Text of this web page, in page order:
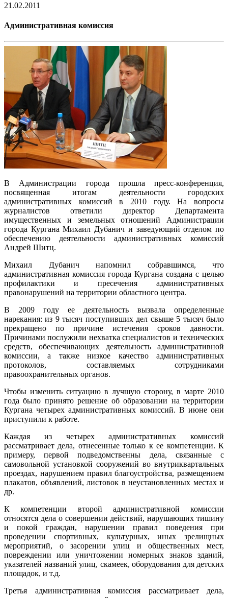
21.02.2011
Административная комиссия
В Администрации города прошла пресс-конференция,
посвященная итогам деятельности городских
административных комиссий в 2010 году. На вопросы
журналистов ответили директор Департамента
имущественных и земельных отношений Администрации
города Кургана Михаил Дубанич и заведующий отделом по
обеспечению деятельности административных комиссий
Андрей Шитц.
Михаил Дубанич напомнил собравшимся, что
административная комиссия города Кургана создана с целью
профилактики и пресечения административных
правонарушений на территории областного центра.
В 2009 году ее деятельность вызвала определенные
нарекания: из 9 тысяч поступивших дел свыше 5 тысяч было
прекращено по причине истечения сроков давности.
Причинами послужили нехватка специалистов и технических
средств, обеспечивающих деятельность административной
комиссии, а также низкое качество административных
протоколов, составляемых сотрудниками
правоохранительных органов.
Чтобы изменить ситуацию в лучшую сторону, в марте 2010
года было принято решение об образовании на территории
Кургана четырех административных комиссий. В июне они
приступили к работе.
Каждая из четырех административных комиссий
рассматривает дела, отнесенные только к ее компетенции. К
примеру, первой подведомственны дела, связанные с
самовольной установкой сооружений во внутриквартальных
проездах, нарушением правил благоустройства, размещением
плакатов, объявлений, листовок в неустановленных местах и
др.
К компетенции второй административной комиссии
относятся дела о совершении действий, нарушающих тишину
и покой граждан, нарушении правил поведения при
проведении спортивных, культурных, иных зрелищных
мероприятий, о засорении улиц и общественных мест,
повреждении или уничтожении номерных знаков зданий,
указателей названий улиц, скамеек, оборудования для детских
площадок, и т.д.
Третья административная комиссия рассматривает дела,